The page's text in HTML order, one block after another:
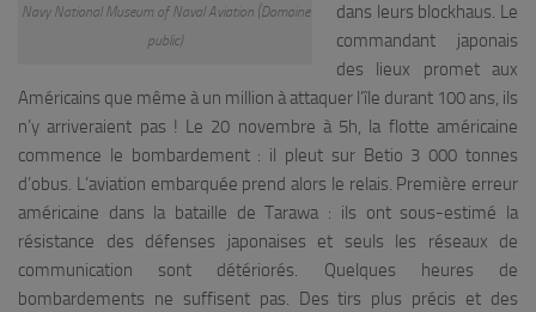
Navy National Museum of Naval Aviation (Domaine
public)
dans leurs blockhaus. Le
commandant japonais
des lieux promet aux
Américains que même à un million à attaquer l’île durant 100 ans, ils
n’y arriveraient pas ! Le 20 novembre à 5h, la flotte américaine
commence le bombardement : il pleut sur Betio 3 000 tonnes
d’obus. L’aviation embarquée prend alors le relais. Première erreur
américaine dans la bataille de Tarawa : ils ont sous-estimé la
résistance des défenses japonaises et seuls les réseaux de
communication sont détériorés. Quelques heures de
bombardements ne suffisent pas. Des tirs plus précis et des